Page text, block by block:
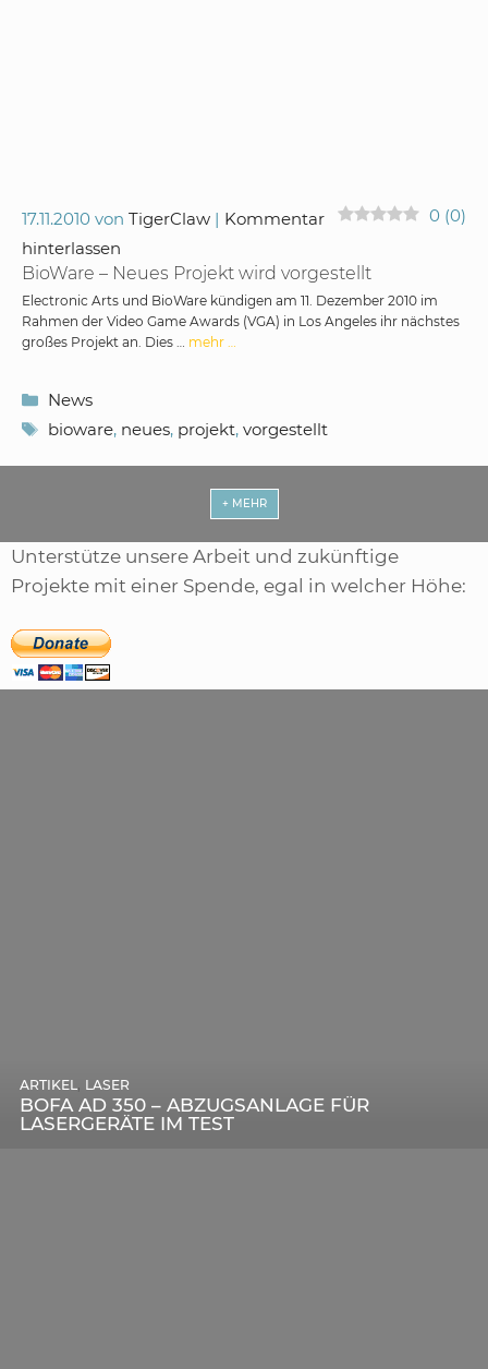
BioWare – Neues Projekt wird vorgestellt
17.11.2010 von TigerClaw 0 (0)
Kommentar
hinterlassen
Electronic Arts und BioWare kündigen am 11. Dezember 2010 im
Rahmen der Video Game Awards (VGA) in Los Angeles ihr nächstes
großes Projekt an. Dies … mehr …
Kategorien
News
Schlagwörter
bioware, neues, projekt, vorgestellt
+ MEHR
Unterstütze unsere Arbeit und zukünftige
Projekte mit einer Spende, egal in welcher Höhe:
BOFA AD 350 – ABZUGSANLAGE FÜR
LASERGERÄTE IM TEST
ARTIKEL, LASER
DIE BEDEUTENDSTEN SCHRITTE ZUR
ERFOLGREICHEN MARKENBILDUNG IN DER
DIGITALEN ÄRA